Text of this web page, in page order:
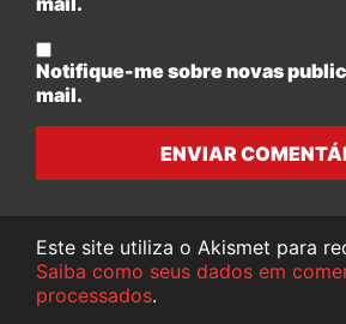
Notifique-me sobre novas
mail.
ENVIAR
Este site utiliza o Akismet para
Saiba como seus dados em
processados.